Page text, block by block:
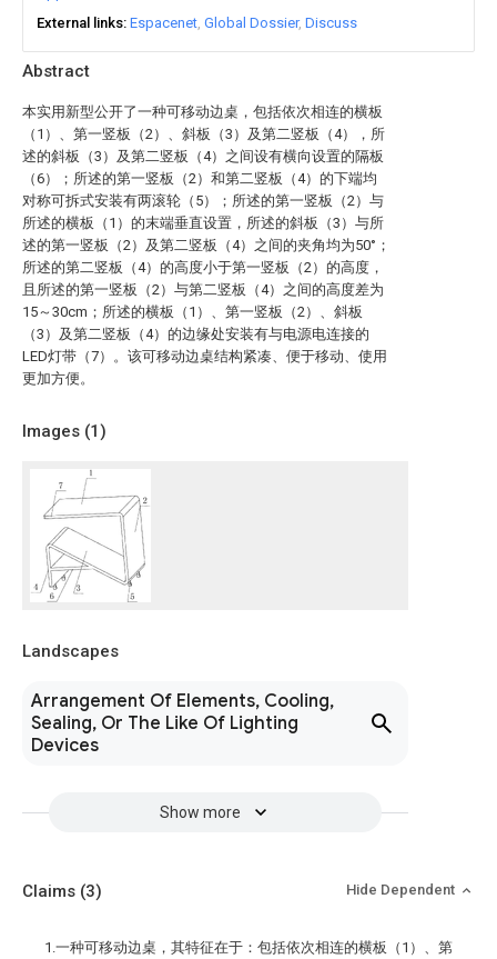
Abstract
本实用新型公开了一种可移动边桌，包括依次相连的横板
（1）、第一竖板（2）、斜板（3）及第二竖板（4），所
述的斜板（3）及第二竖板（4）之间设有横向设置的隔板
（6）；所述的第一竖板（2）和第二竖板（4）的下端均
对称可拆式安装有两滚轮（5）；所述的第一竖板（2）与
所述的横板（1）的末端垂直设置，所述的斜板（3）与所
述的第一竖板（2）及第二竖板（4）之间的夹角均为50°；
所述的第二竖板（4）的高度小于第一竖板（2）的高度，
且所述的第一竖板（2）与第二竖板（4）之间的高度差为
15～30cm；所述的横板（1）、第一竖板（2）、斜板
（3）及第二竖板（4）的边缘处安装有与电源电连接的
LED灯带（7）。该可移动边桌结构紧凑、便于移动、使用
更加方便。
Images (1)
Landscapes
Arrangement Of Elements, Cooling,
Sealing, Or The Like Of Lighting
Devices
Show more
External links Espacenet Global Dossier Discuss
Claims (3) Hide Dependent
1.一种可移动边桌，其特征在于：包括依次相连的横板（1）、第